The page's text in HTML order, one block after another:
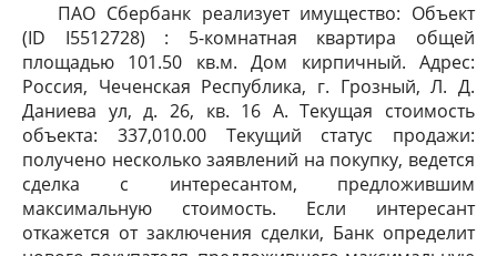
ПАО Сбербанк реализует имущество: Объект
(ID I5512728) : 5-комнатная квартира общей
площадью 101.50 кв.м. Дом кирпичный. Адрес:
Россия, Чеченская Республика, г. Грозный, Л. Д.
Даниева ул, д. 26, кв. 16 А. Текущая стоимость
объекта: 337,010.00 Текущий статус продажи:
получено несколько заявлений на покупку, ведется
сделка с интересантом, предложившим
максимальную стоимость. Если интересант
откажется от заключения сделки, Банк определит